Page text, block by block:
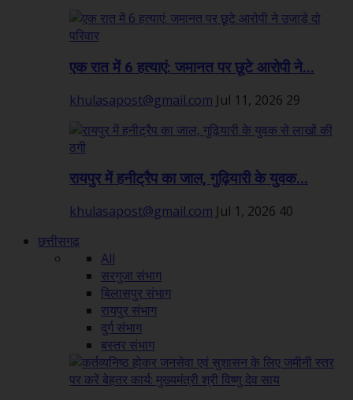
एक रात में 6 हत्याएं: जमानत पर छूटे आरोपी ने...
khulasapost@gmail.com Jul 11, 2026 29
रायपुर में हनीट्रैप का जाल, गुढ़ियारी के युवक...
khulasapost@gmail.com Jul 1, 2026 40
छत्तीसगढ़
All
सरगुजा संभाग
बिलासपुर संभाग
रायपुर संभाग
दुर्ग संभाग
बस्तर संभाग